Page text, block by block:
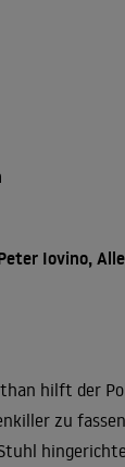
Iovino,
hilft der
zu